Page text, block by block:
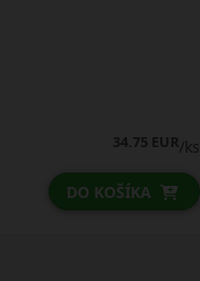
37.25 EUR/ks
DO KOŠÍKA